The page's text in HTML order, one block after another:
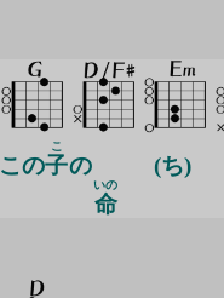
この子
こ
の
命
いの
(ち)